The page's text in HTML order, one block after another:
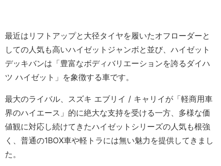
最近はリフトアップと大径タイヤを履いたオフローダーと
しての人気も高いハイゼットジャンボと並び、ハイゼット
デッキバンは「豊富なボディバリエーションを誇るダイハ
ツ ハイゼット」を象徴する車です。
最大のライバル、スズキ エブリイ / キャリイが「軽商用車
界のハイエース」的に絶大な支持を受ける一方、多様な価
値観に対応し続けてきたハイゼットシリーズの人気も根強
く、普通の1BOX車や軽トラには無い魅力を提供してきまし
た。